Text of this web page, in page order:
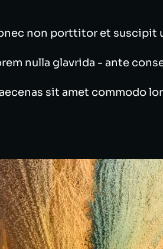
non porttitor et suscipit
nulla glavrida - ante
sit amet commodo